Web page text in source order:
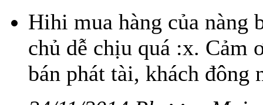
Hihi mua hàng của nàng
chủ dễ chịu quá :x. Cảm
bán phát tài, khách đông